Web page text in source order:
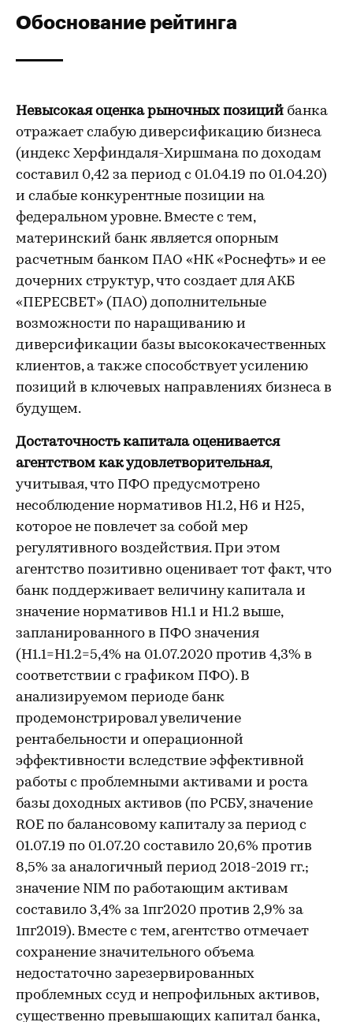
Обоснование рейтинга
Невысокая оценка рыночных позиций банка
отражает слабую диверсификацию бизнеса
(индекс Херфиндаля-Хиршмана по доходам
составил 0,42 за период с 01.04.19 по 01.04.20)
и слабые конкурентные позиции на
федеральном уровне. Вместе с тем,
материнский банк является опорным
расчетным банком ПАО «НК «Роснефть» и ее
дочерних структур, что создает для АКБ
«ПЕРЕСВЕТ» (ПАО) дополнительные
возможности по наращиванию и
диверсификации базы высококачественных
клиентов, а также способствует усилению
позиций в ключевых направлениях бизнеса в
будущем.
Достаточность капитала оценивается
агентством как удовлетворительная,
учитывая, что ПФО предусмотрено
несоблюдение нормативов Н1.2, Н6 и Н25,
которое не повлечет за собой мер
регулятивного воздействия. При этом
агентство позитивно оценивает тот факт, что
банк поддерживает величину капитала и
значение нормативов Н1.1 и Н1.2 выше,
запланированного в ПФО значения
(Н1.1=Н1.2=5,4% на 01.07.2020 против 4,3% в
соответствии с графиком ПФО). В
анализируемом периоде банк
продемонстрировал увеличение
рентабельности и операционной
эффективности вследствие эффективной
работы с проблемными активами и роста
базы доходных активов (по РСБУ, значение
ROE по балансовому капиталу за период с
01.07.19 по 01.07.20 составило 20,6% против
8,5% за аналогичный период 2018-2019 гг.;
значение NIM по работающим активам
составило 3,4% за 1пг2020 против 2,9% за
1пг2019). Вместе с тем, агентство отмечает
сохранение значительного объема
недостаточно зарезервированных
проблемных ссуд и непрофильных активов,
существенно превышающих капитал банка,